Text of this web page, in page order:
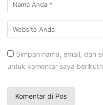
Simpan nama, email, dan
untuk komentar saya